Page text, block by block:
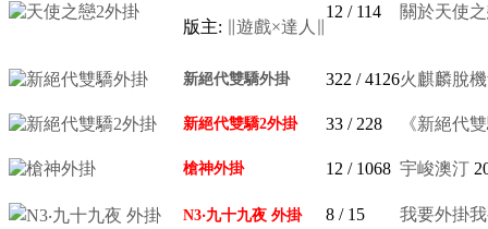
版主: ∥遊戲×達人∥
12 / 114 關於天使
新絕代雙驕外掛 322 / 4126火麒麟脫
新絕代雙驕2外掛 33 / 228 《新絕代
槍神外掛 12 / 1068 宇峻澳汀
N3‧九十九夜 外掛 8 / 15 我要外掛